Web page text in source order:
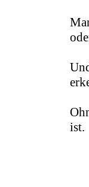
ist.